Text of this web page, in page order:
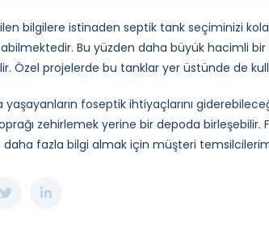
bilgilere istinaden septik tank seçiminizi
Bu yüzden daha büyük hacimli
Özel projelerde bu tanklar yer üstünde de
yaşayanların foseptik ihtiyaçlarını
zehirlemek yerine bir depoda birleşebilir.
daha fazla bilgi almak için müşteri